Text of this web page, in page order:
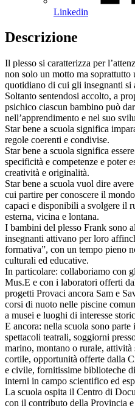
Linkedin
Descrizione
Il plesso si caratterizza per
non solo un motto ma
quotidiano di cui gli insegnanti si
Soltanto sentendosi accolto, a
psichico ciascun bambino può
nell’apprendimento e nel suo
Star bene a scuola significa
regole coerenti e condivise.
Star bene a scuola significa
specificità e competenze e poter
creatività e originalità.
Star bene a scuola vuol dire
cui partire per conoscere il
capaci e disponibili a svolgere il
esterna, vicina e lontana.
I bambini del plesso Frank sono
insegnanti attivano per loro
formativa”, con un tempo pieno
culturali ed educative.
In particolare: collaboriamo con
Mus.E e con i laboratori offerti
progetti Provaci ancora Sam e
corsi di nuoto nelle piscine
a musei e luoghi di interesse
E ancora: nella scuola sono
spettacoli teatrali, soggiorni
marino, montano o rurale, attività
cortile, opportunità offerte dalla
e civile, fornitissime biblioteche
interni in campo scientifico ed
La scuola ospita il Centro di
con il contributo della Provincia